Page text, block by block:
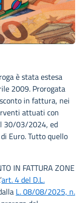
è stata estesa
2009. Prorogata
in fattura, nei
attuati con
30/03/2024, ed
Euro. Tutto quello
IN FATTURA ZONE
art. 4 del D.L.
L. 08/08/2025, n.